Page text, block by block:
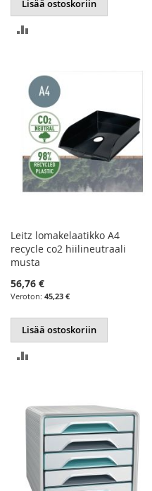
Lisää ostoskoriin
Leitz lomakelaatikko A4
recycle co2 hiilineutraali
musta
56,76 €
45,23 €
Lisää ostoskoriin